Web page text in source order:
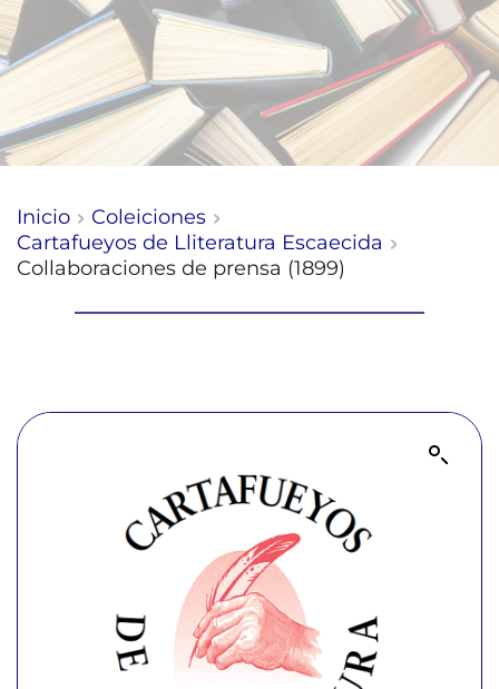
Inicio
Coleiciones
Cartafueyos de Lliteratura Escaecida
Collaboraciones de prensa (1899)